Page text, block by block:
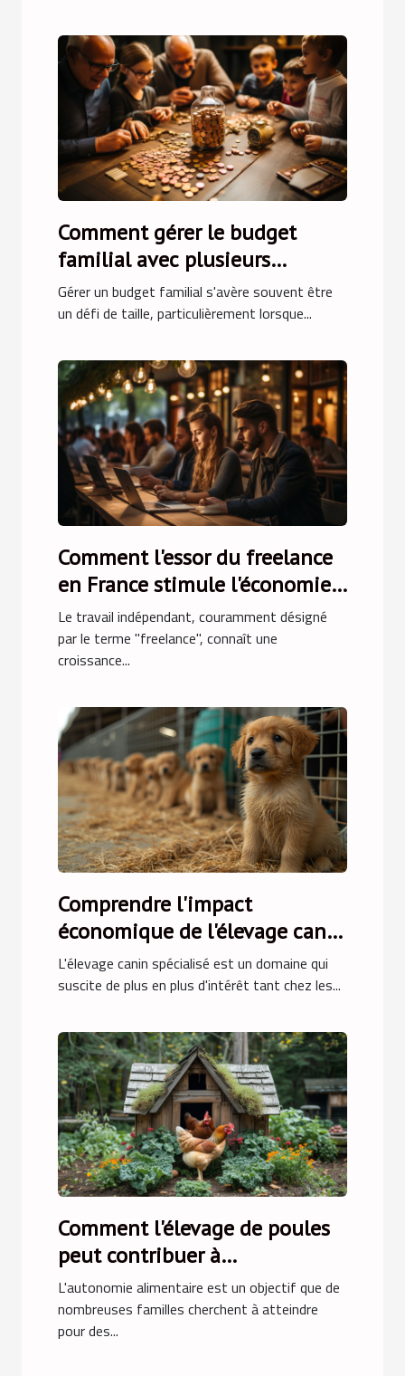
Comment gérer le budget
familial avec plusieurs
enfants : stratégies et conseils
Gérer un budget familial s'avère souvent être
un défi de taille, particulièrement lorsque...
Comment l'essor du freelance
en France stimule l'économie
locale
Le travail indépendant, couramment désigné
par le terme "freelance", connaît une
croissance...
Comprendre l'impact
économique de l'élevage canin
spécialisé
L'élevage canin spécialisé est un domaine qui
suscite de plus en plus d'intérêt tant chez les...
Comment l'élevage de poules
peut contribuer à
l'autosuffisance alimentaire
des familles
L'autonomie alimentaire est un objectif que de
nombreuses familles cherchent à atteindre
pour des...